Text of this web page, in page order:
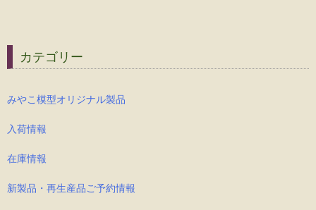
カテゴリー
みやこ模型オリジナル製品
入荷情報
在庫情報
新製品・再生産品ご予約情報